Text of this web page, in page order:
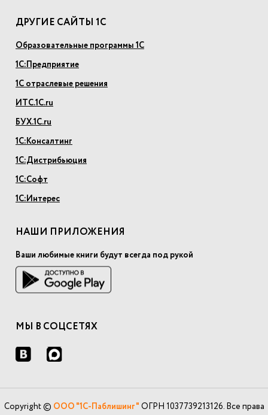
ДРУГИЕ САЙТЫ 1С
Образовательные программы 1С
1С:Предприятие
1С отраслевые решения
ИТС.1С.ru
БУХ.1С.ru
1С:Консалтинг
1С:Дистрибьюция
1С:Софт
1С:Интерес
НАШИ ПРИЛОЖЕНИЯ
Ваши любимые книги будут всегда под рукой
МЫ В СОЦСЕТЯХ
Copyright © ООО "1С-Паблишинг" ОГРН 1037739213126. Все права